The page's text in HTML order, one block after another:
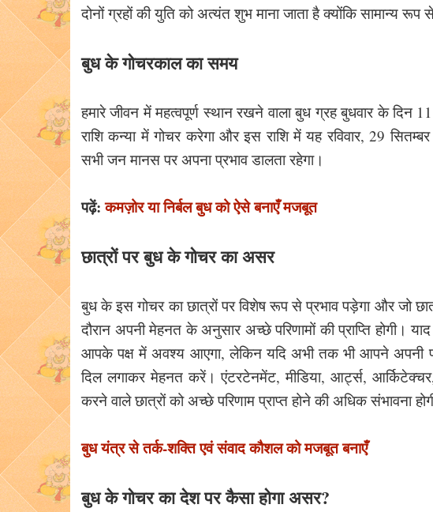
दोनों ग्रहों की युति को अत्यंत शुभ माना जाता है क्योंकि सामान्य
बुध के गोचरकाल का समय
हमारे जीवन में महत्वपूर्ण स्थान रखने वाला बुध ग्रह बुधवार के दिन
राशि कन्या में गोचर करेगा और इस राशि में यह रविवार, 29
सभी जन मानस पर अपना प्रभाव डालता रहेगा।
पढ़ें:कमज़ोर या निर्बल बुध को ऐसे बनाएँ मजबूत
छात्रों पर बुध के गोचर का असर
बुध के इस गोचर का छात्रों पर विशेष रूप से प्रभाव पड़ेगा और जो
दौरान अपनी मेहनत के अनुसार अच्छे परिणामों की प्राप्ति
आपके पक्ष में अवश्य आएगा, लेकिन यदि अभी तक भी आपने अपनी
दिल लगाकर मेहनत करें। एंटरटेनमेंट, मीडिया, आर्ट्स,
करने वाले छात्रों को अच्छे परिणाम प्राप्त होने की अधिक संभावना
बुध यंत्र से तर्क-शक्ति एवं संवाद कौशल को मजबूत बनाएँ
बुध के गोचर का देश पर कैसा होगा असर?